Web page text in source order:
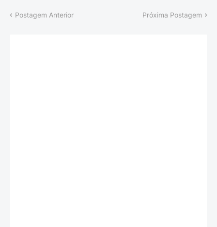
Postagem Anterior Próxima Postagem